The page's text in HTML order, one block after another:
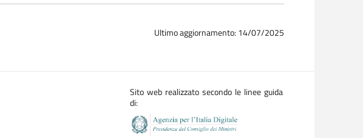
Ultimo aggiornamento: 14/07/2025
Sito web realizzato secondo le linee guida
di: